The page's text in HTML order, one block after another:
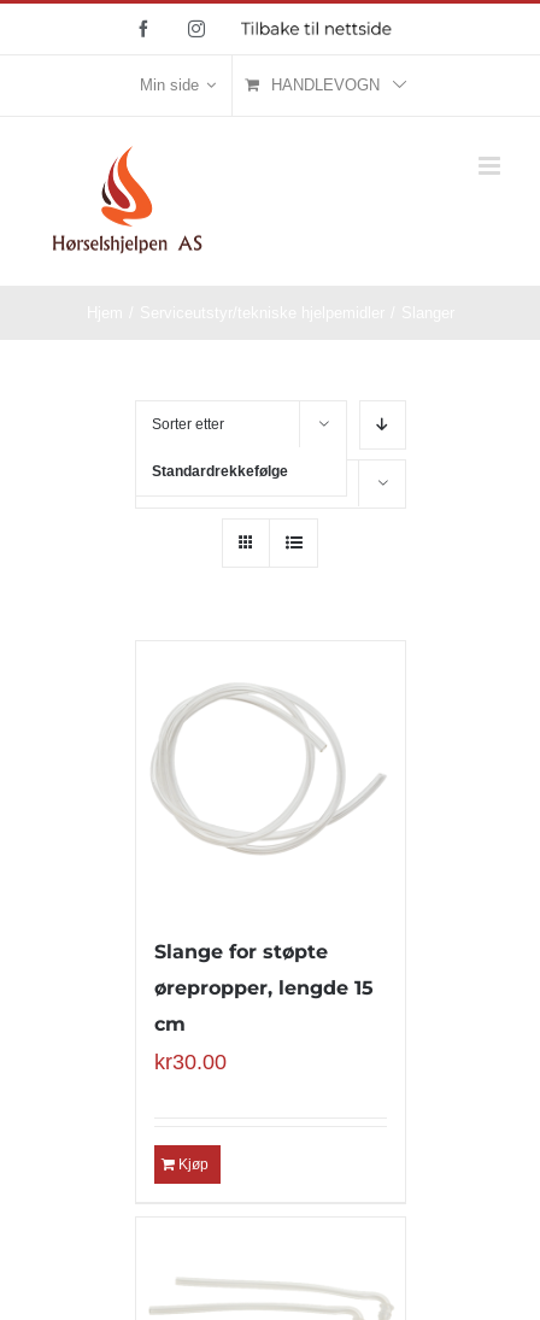
FacebookInstagram
Tilbake
Min side HANDLEVOGN
Sorter etter
Standardrekkefølge
Slange for støpte
ørepropper, lengde 15
cm
kr30.00
Kjøp